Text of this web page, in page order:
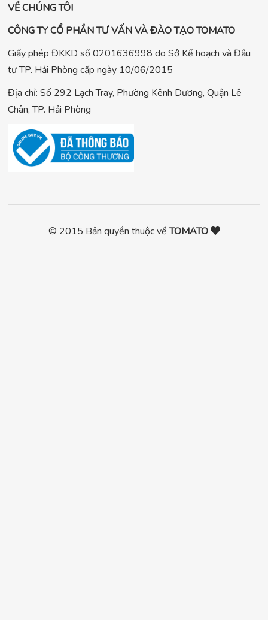
VỀ CHÚNG TÔI
CÔNG TY CỔ PHẦN TƯ VẤN VÀ ĐÀO TẠO TOMATO
Giấy phép ĐKKD số 0201636998 do Sở Kế hoạch và Đầu
tư TP. Hải Phòng cấp ngày 10/06/2015
Địa chỉ: Số 292 Lạch Tray, Phường Kênh Dương, Quận Lê
Chân, TP. Hải Phòng
© 2015 Bản quyền thuộc vềTOMATO